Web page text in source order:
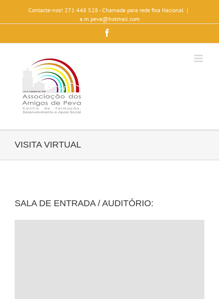
Contacte-nos! 271 448 528 - Chamada para rede fixa Nacional |
a.m.peva@hotmail.com
VISITA VIRTUAL
SALA DE ENTRADA / AUDITÓRIO: